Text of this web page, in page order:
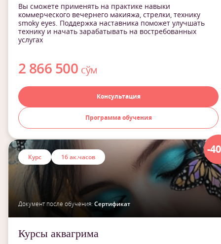
Вы сможете применять на практике навыки
коммерческого вечернего макияжа, стрелки, технику
smoky eyes. Поддержка наставника поможет улучшать
технику и начать зарабатывать на востребованных
услугах
2 866 500 сўм
Консультация
Программа обучения
-
Курс 16 ак.часов
Документ после обучения: Сертификат
Курсы аквагрима